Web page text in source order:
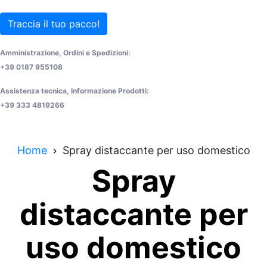
Traccia il tuo pacco!
Amministrazione, Ordini e Spedizioni:
+39 0187 955108
Assistenza tecnica, Informazione Prodotti:
+39 333 4819266
Home Spray distaccante per uso domestico
Spray
distaccante per
uso domestico